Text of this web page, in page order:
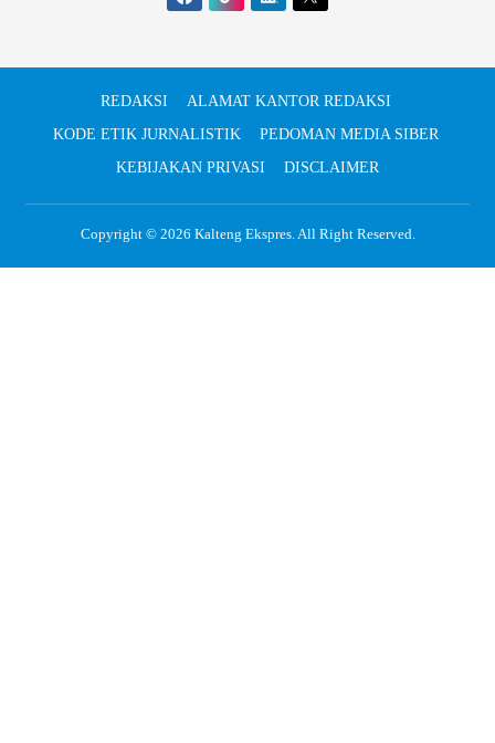
REDAKSI
ALAMAT KANTOR REDAKSI
KODE ETIK JURNALISTIK
PEDOMAN MEDIA SIBER
KEBIJAKAN PRIVASI
DISCLAIMER
Copyright © 2026 Kalteng Ekspres. All Right Reserved.